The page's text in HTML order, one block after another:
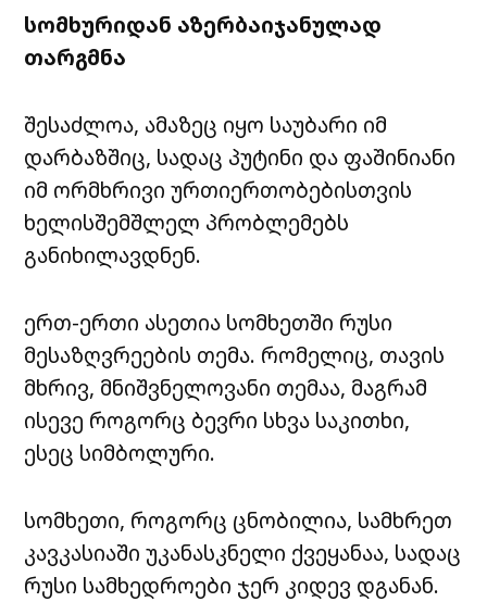
სომხურიდან აზერბაიჯანულად
თარგმნა
შესაძლოა, ამაზეც იყო საუბარი იმ
დარბაზშიც, სადაც პუტინი და ფაშინიანი
იმ ორმხრივი ურთიერთობებისთვის
ხელისშემშლელ პრობლემებს
განიხილავდნენ.
ერთ-ერთი ასეთია სომხეთში რუსი
მესაზღვრეების თემა. რომელიც, თავის
მხრივ, მნიშვნელოვანი თემაა, მაგრამ
ისევე როგორც ბევრი სხვა საკითხი,
ესეც სიმბოლური.
სომხეთი, როგორც ცნობილია, სამხრეთ
კავკასიაში უკანასკნელი ქვეყანაა, სადაც
რუსი სამხედროები ჯერ კიდევ დგანან.